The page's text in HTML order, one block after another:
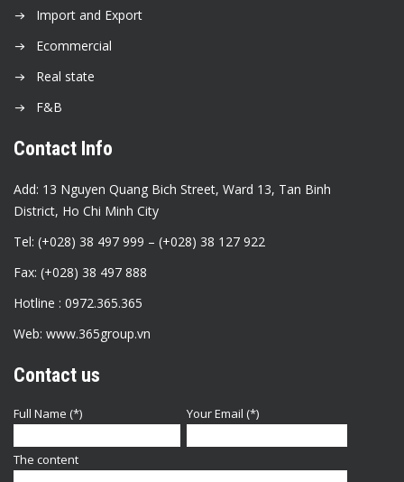
Import and Export
Ecommercial
Real state
F&B
Contact Info
Add: 13 Nguyen Quang Bich Street, Ward 13, Tan Binh
District, Ho Chi Minh City
Tel: (+028) 38 497 999 – (+028) 38 127 922
Fax: (+028) 38 497 888
Hotline : 0972.365.365
Web: www.365group.vn
Contact us
Full Name (*) Your Email (*)
The content